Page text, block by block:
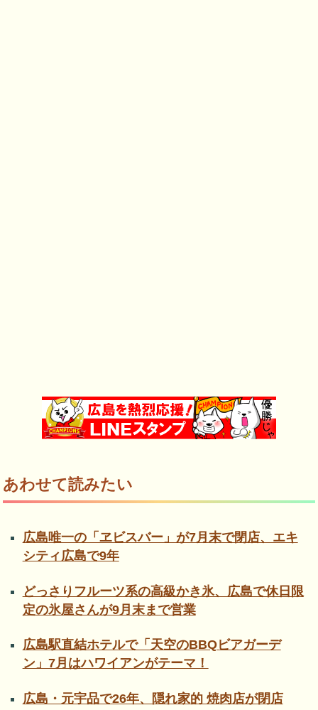
あわせて読みたい
広島唯一の「ヱビスバー」が7月末で閉店、エキ
シティ広島で9年
どっさりフルーツ系の高級かき氷、広島で休日限
定の氷屋さんが9月末まで営業
広島駅直結ホテルで「天空のBBQビアガーデ
ン」7月はハワイアンがテーマ！
広島・元宇品で26年、隠れ家的 焼肉店が閉店